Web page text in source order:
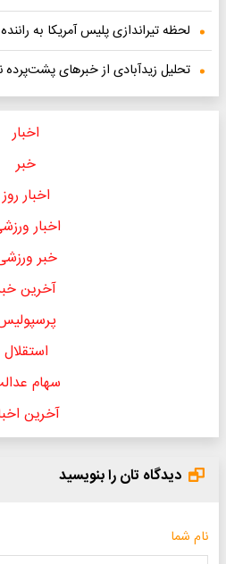
لحظه تیراندازی پلیس آمریکا به
تحلیل زیدآبادی از خبر‌های پشت‌پرده
اخبار
خبر
اخبار روز
اخبار
خبر
آخرین
استقلال
سهام
آخرین
دیدگاه تان را بنویسید
نام شما